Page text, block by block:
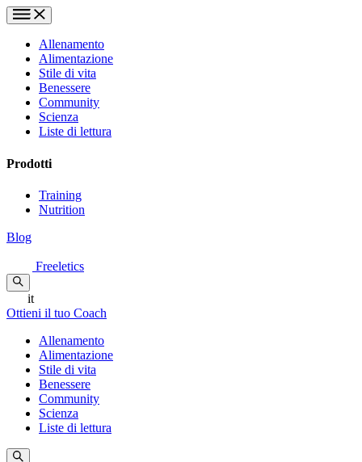
Allenamento
Alimentazione
Stile di vita
Benessere
Community
Scienza
Liste di lettura
Prodotti
Training
Nutrition
Blog
Freeletics
it
Ottieni il tuo Coach
Allenamento
Alimentazione
Stile di vita
Benessere
Community
Scienza
Liste di lettura